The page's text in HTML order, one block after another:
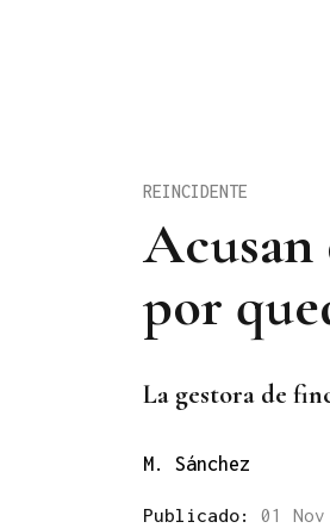
Acusan
por
REINCIDENTE
La gestora de
M. Sánchez
Publicado: 01